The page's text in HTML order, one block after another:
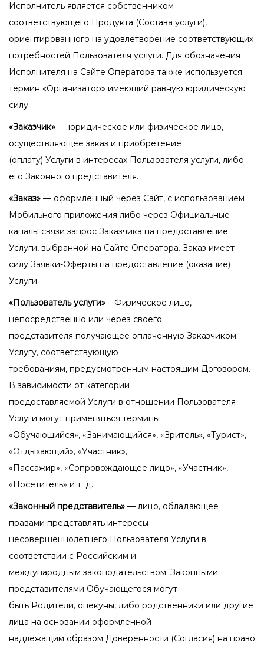
Исполнитель является собственником
соответствующего Продукта (Состава услуги),
ориентированного на удовлетворение соответствующих
потребностей Пользователя услуги. Для обозначения
Исполнителя на Сайте Оператора также используется
термин «Организатор» имеющий равную юридическую
силу.
«Заказчик» — юридическое или физическое лицо,
осуществляющее заказ и приобретение
(оплату) Услуги в интересах Пользователя услуги, либо
его Законного представителя.
«Заказ» — оформленный через Сайт, с использованием
Мобильного приложения либо через Официальные
каналы связи запрос Заказчика на предоставление
Услуги, выбранной на Сайте Оператора. Заказ имеет
силу Заявки-Оферты на предоставление (оказание)
Услуги.
«Пользователь услуги» – Физическое лицо,
непосредственно или через своего
представителя получающее оплаченную Заказчиком
Услугу, соответствующую
требованиям, предусмотренным настоящим Договором.
В зависимости от категории
предоставляемой Услуги в отношении Пользователя
Услуги могут применяться термины
«Обучающийся», «Занимающийся», «Зритель», «Турист»,
«Отдыхающий», «Участник»,
«Пассажир», «Сопровождающее лицо», «Участник»,
«Посетитель» и т. д.
«Законный представитель» — лицо, обладающее
правами представлять интересы
несовершеннолетнего Пользователя Услуги в
соответствии с Российским и
международным законодательством. Законными
представителями Обучающегося могут
быть Родители, опекуны, либо родственники или другие
лица на основании оформленной
надлежащим образом Доверенности (Согласия) на право